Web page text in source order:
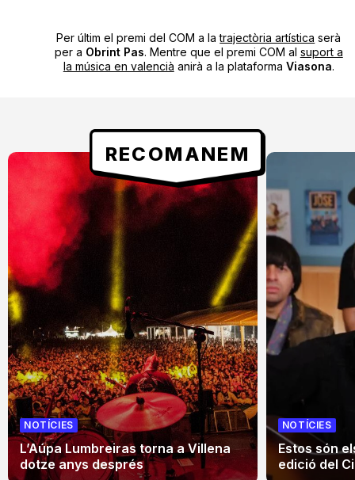
Per últim el premi del COM a latrajectòria artística serà
per a Obrint Pas. Mentre que el premi COM al suport a
la música en valencià anirà a la plataforma Viasona.
RECOMANEM
NOTÍCIES
L’Aúpa Lumbreiras torna a Villena
dotze anys després
NOTÍCIES
Estos són
edició del